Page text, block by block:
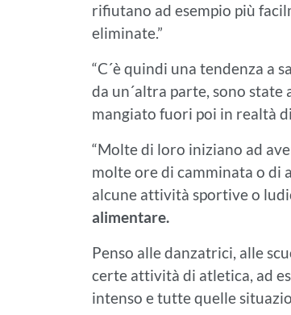
rifiutano ad esempio più
eliminate.”
“C´è quindi una tendenza a
da un´altra parte, sono state
mangiato fuori poi in realtà
“Molte di loro iniziano ad
molte ore di camminata o di
alcune attività sportive o
alimentare.
Penso alle danzatrici, alle
certe attività di atletica, ad
intenso e tutte quelle